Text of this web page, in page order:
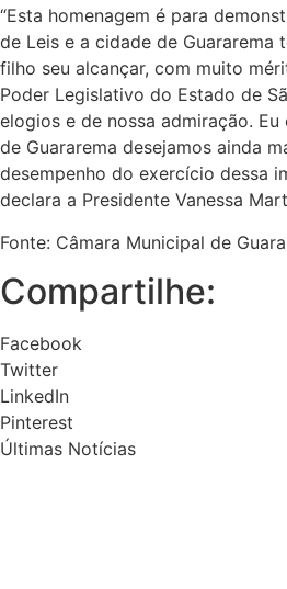
“Esta homenagem é para
de Leis e a cidade de Guararema
filho seu alcançar, com muito
Poder Legislativo do Estado de
elogios e de nossa admiração.
de Guararema desejamos ainda
desempenho do exercício dessa
declara a Presidente Vanessa
Fonte: Câmara Municipal de
Compartilhe:
Facebook
Twitter
LinkedIn
Pinterest
Últimas Notícias